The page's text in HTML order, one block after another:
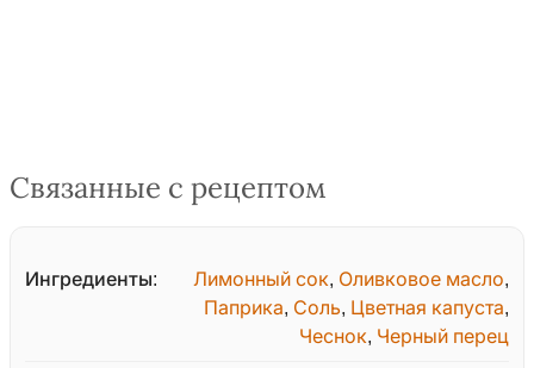
Связанные с рецептом
Ингредиенты: Лимонный сок, Оливковое масло,
Паприка, Соль, Цветная капуста,
Чеснок, Черный перец